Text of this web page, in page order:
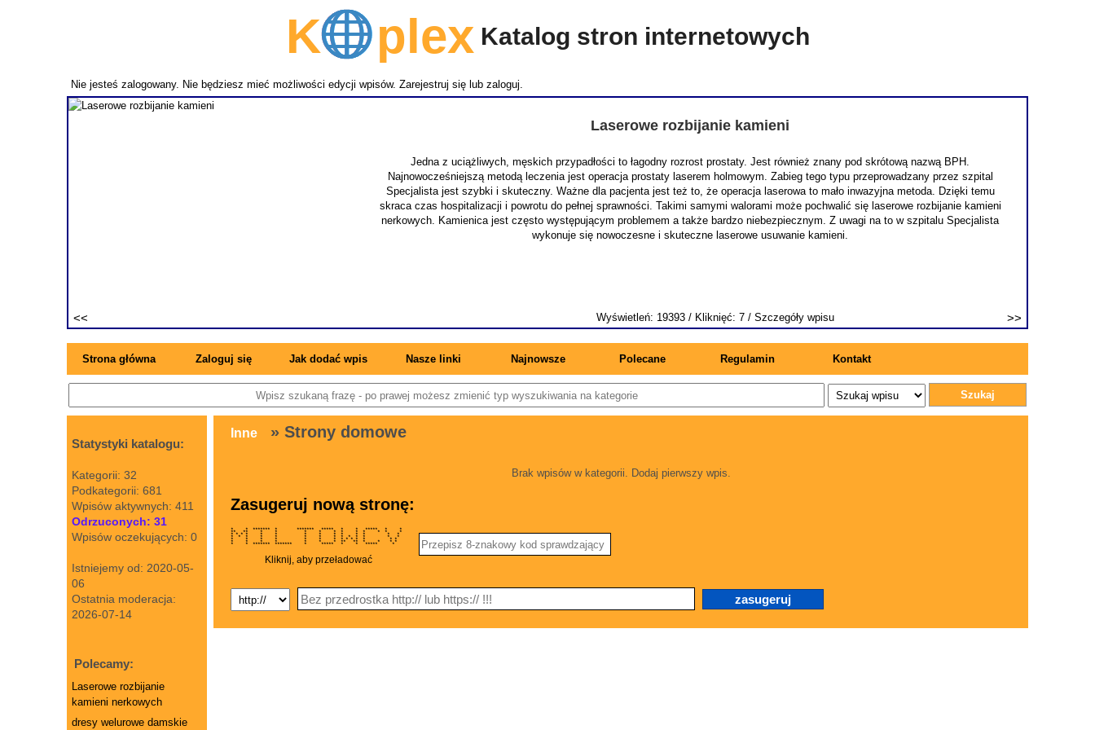
Kplex Katalog stron internetowych
Nie jesteś zalogowany. Nie będziesz mieć możliwości edycji wpisów. Zarejestruj się lub zaloguj.
Laserowe rozbijanie kamieni
Jedna z uciążliwych, męskich przypadłości to łagodny rozrost prostaty. Jest również znany pod skrótową nazwą BPH.
Najnowocześniejszą metodą leczenia jest operacja prostaty laserem holmowym. Zabieg tego typu przeprowadzany przez szpital
Specjalista jest szybki i skuteczny. Ważne dla pacjenta jest też to, że operacja laserowa to mało inwazyjna metoda. Dzięki temu
skraca czas hospitalizacji i powrotu do pełnej sprawności. Takimi samymi walorami może pochwalić się laserowe rozbijanie kamieni
nerkowych. Kamienica jest często występującym problemem a także bardzo niebezpiecznym. Z uwagi na to w szpitalu Specjalista
wykonuje się nowoczesne i skuteczne laserowe usuwanie kamieni.
Wyświetleń: 19393 / Kliknięć: 7 / Szczegóły wpisu
Strona główna Zaloguj się Jak dodać wpis Nasze linki Najnowsze Polecane Regulamin Kontakt
Szukaj
Statystyki katalogu:
Kategorii: 32
Podkategorii: 681
Wpisów aktywnych: 411
Odrzuconych: 31
Wpisów oczekujących: 0
Istniejemy od: 2020-05-
06
Ostatnia moderacja:
2026-07-14
Polecamy:
Laserowe rozbijanie
kamieni nerkowych
dresy welurowe damskie
Inne » Strony domowe
Brak wpisów w kategorii. Dodaj pierwszy wpis.
Zasugeruj nową stronę:
* * ******* * ******* ***** * * ***** * *
** ** * * * * * * * * * * *
* * * * * * * * * * * * * *
* * * * * * * * * * * * * *
* * * * * * * * * * * * * *
* * * * * * * ** ** * * * *
* * ******* ******* * ***** * * ***** *
Kliknij, aby przeładować